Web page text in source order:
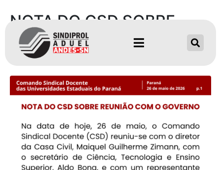
NOTA DO CSD SOBRE
REUNIÃO COM O
GOVERNO